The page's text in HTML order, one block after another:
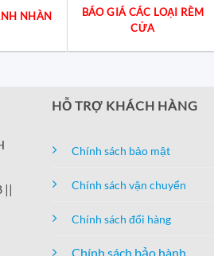
NHÀN
BÁO GIÁ CÁC LOẠI RÈM
CỬA
||
HỖ TRỢ KHÁCH HÀNG
Chính sách bảo mật
Chính sách vận chuyển
Chính sách đổi hàng
Chính sách bảo hành